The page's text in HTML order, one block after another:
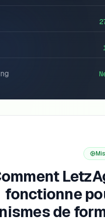
fonctionne
de